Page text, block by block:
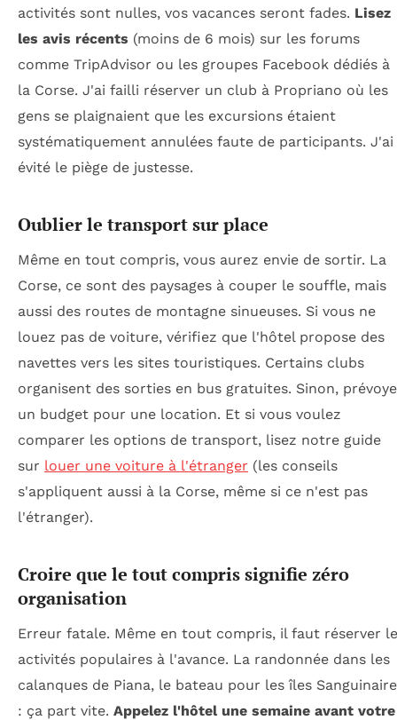
activités sont nulles, vos vacances seront fades. Lisez
les avis récents (moins de 6 mois) sur les forums
comme TripAdvisor ou les groupes Facebook dédiés à
la Corse. J'ai failli réserver un club à Propriano où les
gens se plaignaient que les excursions étaient
systématiquement annulées faute de participants. J'ai
évité le piège de justesse.
Oublier le transport sur place
Même en tout compris, vous aurez envie de sortir. La
Corse, ce sont des paysages à couper le souffle, mais
aussi des routes de montagne sinueuses. Si vous ne
louez pas de voiture, vérifiez que l'hôtel propose des
navettes vers les sites touristiques. Certains clubs
organisent des sorties en bus gratuites. Sinon,
un budget pour une location. Et si vous voulez
comparer les options de transport, lisez notre guide
sur louer une voiture à l'étranger (les conseils
s'appliquent aussi à la Corse, même si ce n'est pas
l'étranger).
Croire que le tout compris signifie zéro
organisation
Erreur fatale. Même en tout compris, il faut réserver
activités populaires à l'avance. La randonnée dans les
calanques de Piana, le bateau pour les îles
: ça part vite. Appelez l'hôtel une semaine avant votre